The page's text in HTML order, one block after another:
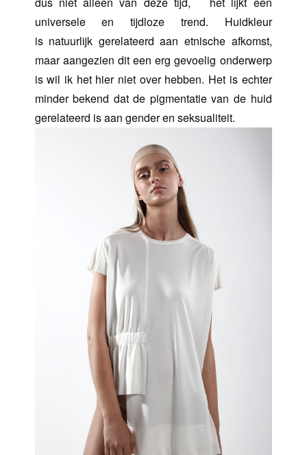
universele en tijdloze trend. Huidkleur
is natuurlijk gerelateerd aan etnische afkomst,
maar aangezien dit een erg gevoelig onderwerp
is wil ik het hier niet over hebben. Het is echter
minder bekend dat de pigmentatie van de huid
gerelateerd is aan gender en seksualiteit.